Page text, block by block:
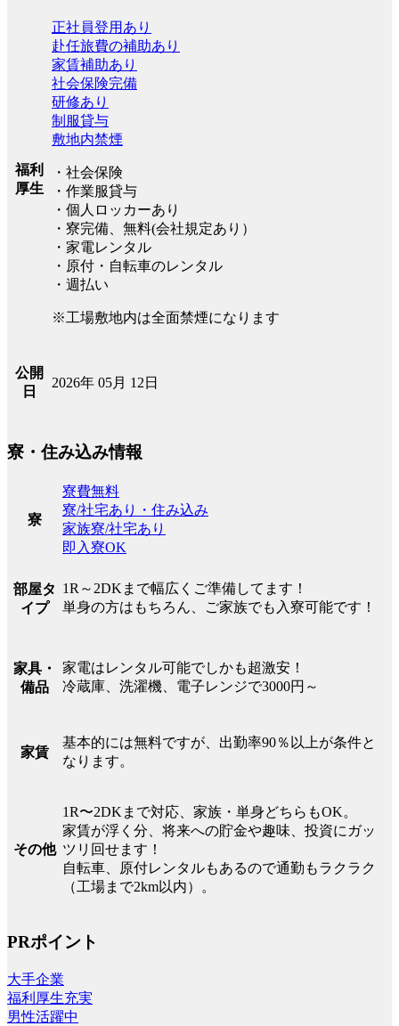
福利
厚生
正社員登用あり
赴任旅費の補助あり
家賃補助あり
社会保険完備
研修あり
制服貸与
敷地内禁煙
・社会保険
・作業服貸与
・個人ロッカーあり
・寮完備、無料(会社規定あり）
・家電レンタル
・原付・自転車のレンタル
・週払い
※工場敷地内は全面禁煙になります
公開
日
2026年 05月 12日
寮・住み込み情報
寮
寮費無料
寮/社宅あり・住み込み
家族寮/社宅あり
即入寮OK
部屋タ
イプ
1R～2DKまで幅広くご準備してます！
単身の方はもちろん、ご家族でも入寮可能です！
家具・
備品
家電はレンタル可能でしかも超激安！
冷蔵庫、洗濯機、電子レンジで3000円～
家賃
基本的には無料ですが、出勤率90％以上が条件と
なります。
その他
1R〜2DKまで対応、家族・単身どちらもOK。
家賃が浮く分、将来への貯金や趣味、投資にガッ
ツリ回せます！
自転車、原付レンタルもあるので通勤もラクラク
（工場まで2km以内）。
PRポイント
大手企業
福利厚生充実
男性活躍中